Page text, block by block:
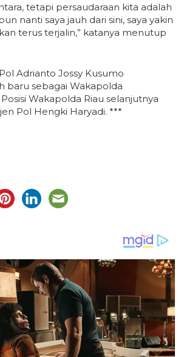
tetapi persaudaraan kita adalah
nanti saya jauh dari sini, saya yakin
terus terjalin,” katanya menutup
Adrianto Jossy Kusumo
baru sebagai Wakapolda
Wakapolda Riau selanjutnya
Pol Hengki Haryadi. ***